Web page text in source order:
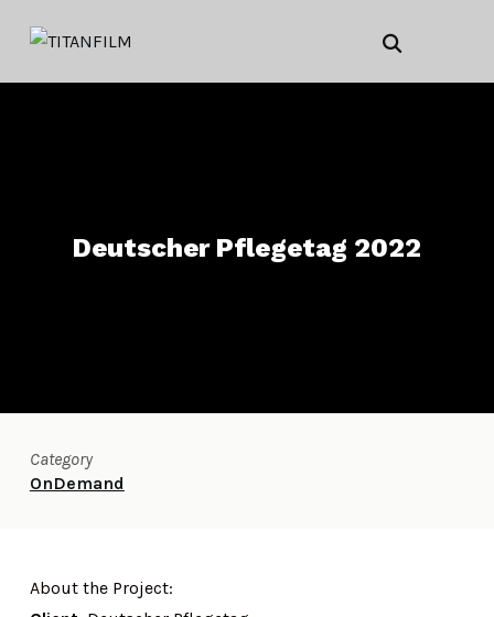
Deutscher Pflegetag 2022
Category
OnDemand
About the Project: